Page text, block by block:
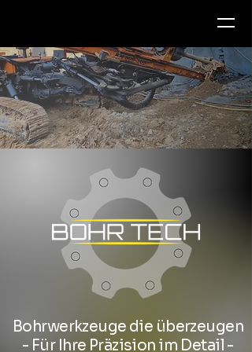
Bohrwerkzeuge die überzeugen
- Für Ihre Präzision im Detail -